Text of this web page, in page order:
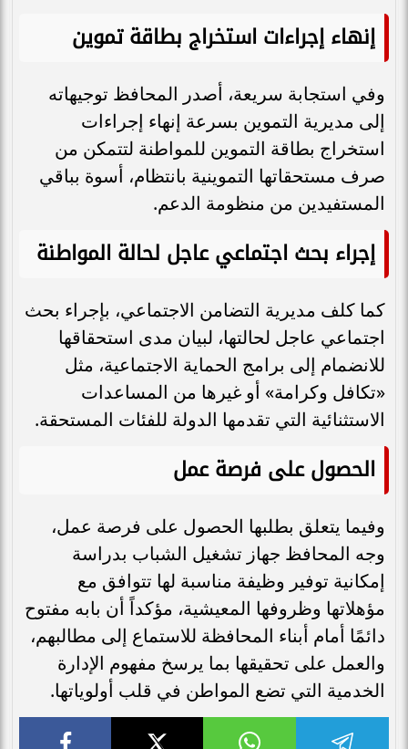
إنهاء إجراءات استخراج بطاقة تموين
وفي استجابة سريعة، أصدر المحافظ توجيهاته
إلى مديرية التموين بسرعة إنهاء إجراءات
استخراج بطاقة التموين للمواطنة لتتمكن من
صرف مستحقاتها التموينية بانتظام، أسوة بباقي
المستفيدين من منظومة الدعم.
إجراء بحث اجتماعي عاجل لحالة المواطنة
كما كلف مديرية التضامن الاجتماعي، بإجراء بحث
اجتماعي عاجل لحالتها، لبيان مدى استحقاقها
للانضمام إلى برامج الحماية الاجتماعية، مثل
«تكافل وكرامة» أو غيرها من المساعدات
الاستثنائية التي تقدمها الدولة للفئات المستحقة.
الحصول على فرصة عمل
وفيما يتعلق بطلبها الحصول على فرصة عمل،
وجه المحافظ جهاز تشغيل الشباب بدراسة
إمكانية توفير وظيفة مناسبة لها تتوافق مع
مؤهلاتها وظروفها المعيشية، مؤكداً أن بابه مفتوح
دائمًا أمام أبناء المحافظة للاستماع إلى مطالبهم،
والعمل على تحقيقها بما يرسخ مفهوم الإدارة
الخدمية التي تضع المواطن في قلب أولوياتها.